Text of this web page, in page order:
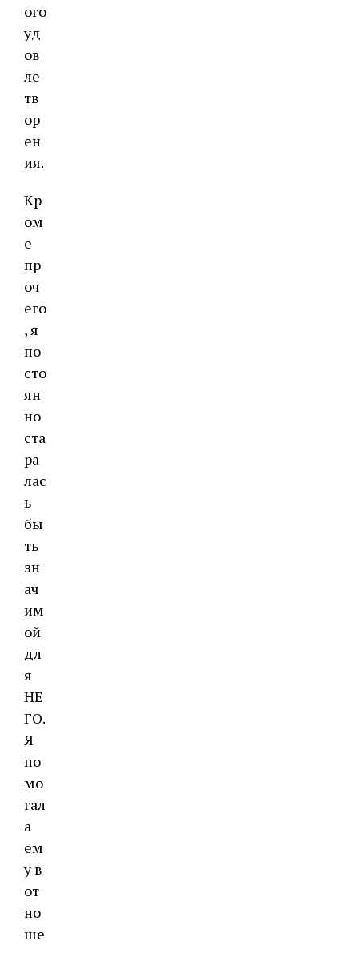
ого
уд
ов
ле
тв
ор
ен
ия.
Кр
ом
е
пр
оч
его
, я
по
сто
ян
но
ста
ра
лас
ь
бы
ть
зн
ач
им
ой
дл
я
НЕ
ГО.
Я
по
мо
гал
а
ем
у в
от
но
ше